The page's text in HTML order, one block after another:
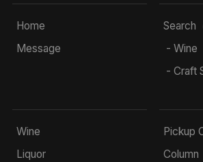
Home
Message
Search
- Wine
- Craft
Wine
Liquor
Pickup
Column